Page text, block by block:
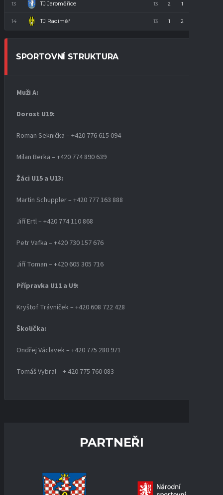
13 TJ Jaroměřice 13 2 1
14 TJ Radiměř 13 1 2
SPORTOVNÍ STRUKTURA
Muži A:
Dorost U19:
Roman Seknička – +420 776 615 094
Milan Berka – +420 774 890 639
Žáci U15 a U13:
Martin Schuppler – +420 777 163 888
Jiří Ertl – +420 774 110 868
Petr Vafka – +420 730 157 676
Jiří Toman – +420 605 305 716
Přípravka U11 a U9:
Kryštof Trávníček – +420 608 722 428
Školička:
Ondřej Václavek – +420 775 280 971
Tomáš Vybral – + 420 775 760 083
PARTNEŘI